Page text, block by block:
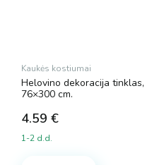
Kaukės kostiumai
Helovino dekoracija tinklas,
76×300 cm.
4.59 €
1-2 d.d.